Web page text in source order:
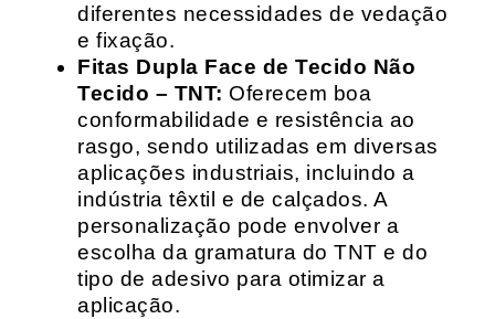
diferentes necessidades de vedação
e fixação.
Fitas Dupla Face de Tecido Não
Tecido – TNT: Oferecem boa
conformabilidade e resistência ao
rasgo, sendo utilizadas em diversas
aplicações industriais, incluindo a
indústria têxtil e de calçados. A
personalização pode envolver a
escolha da gramatura do TNT e do
tipo de adesivo para otimizar a
aplicação.